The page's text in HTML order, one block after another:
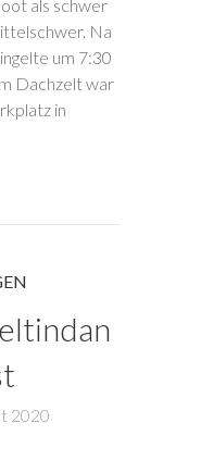
als schwer
Na
um 7:30
Dachzelt war
in
2020